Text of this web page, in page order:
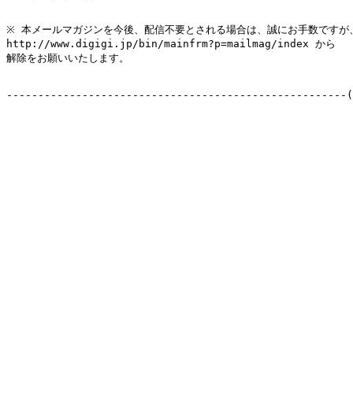
※ 本メールマガジンを今後、配信不要とされる場合は、誠にお手数ですが
http://www.digigi.jp/bin/mainfrm?p=mailmag/index から
解除をお願いいたします。
------------------------------------------------------(C)